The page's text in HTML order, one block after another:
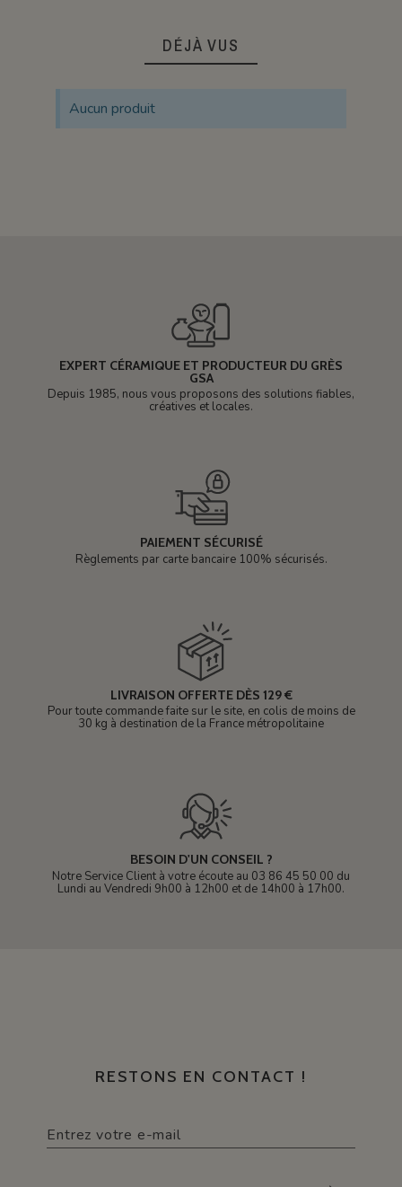
DÉJÀ VUS
Aucun produit
EXPERT CÉRAMIQUE ET PRODUCTEUR DU GRÈS
GSA
Depuis 1985, nous vous proposons des solutions fiables,
créatives et locales.
PAIEMENT SÉCURISÉ
Règlements par carte bancaire 100% sécurisés.
LIVRAISON OFFERTE DÈS 129 €
Pour toute commande faite sur le site, en colis de moins de
30 kg à destination de la France métropolitaine
BESOIN D'UN CONSEIL ?
Notre Service Client à votre écoute au 03 86 45 50 00 du
Lundi au Vendredi 9h00 à 12h00 et de 14h00 à 17h00.
RESTONS EN CONTACT !